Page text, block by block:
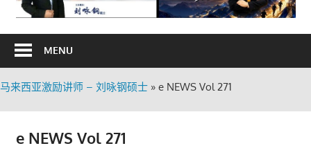
MENU
马来西亚激励讲师 – 刘咏钢硕士 » e NEWS Vol 271
e NEWS Vol 271